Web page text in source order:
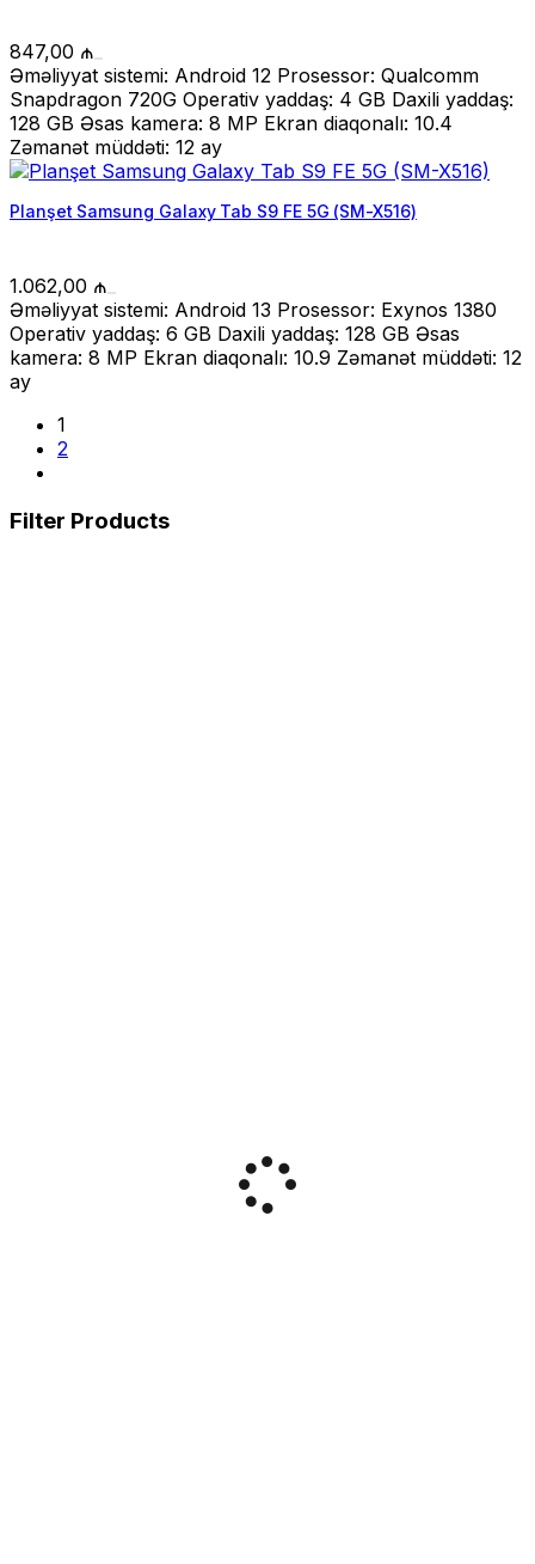
847,00 ₼
Əməliyyat sistemi: Android 12 Prosessor: Qualcomm
Snapdragon 720G Operativ yaddaş: 4 GB Daxili yaddaş:
128 GB Əsas kamera: 8 MP Ekran diaqonalı: 10.4
Zəmanət müddəti: 12 ay
Planşet Samsung Galaxy Tab S9 FE 5G (SM-X516)
1.062,00 ₼
Əməliyyat sistemi: Android 13 Prosessor: Exynos 1380
Operativ yaddaş: 6 GB Daxili yaddaş: 128 GB Əsas
kamera: 8 MP Ekran diaqonalı: 10.9 Zəmanət müddəti: 12
ay
1
2
Filter Products